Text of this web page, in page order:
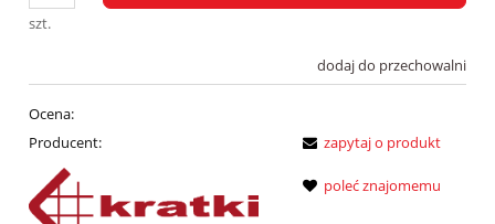
szt.
dodaj do przechowalni
Ocena:
Producent:
zapytaj o produkt
poleć znajomemu